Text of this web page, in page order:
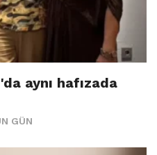
aynı hafızada
GÜN